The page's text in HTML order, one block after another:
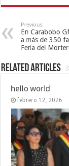
Previous
En Carabobo
a más de 350
Feria del
Related Articles
hello world
febrero 12, 2026